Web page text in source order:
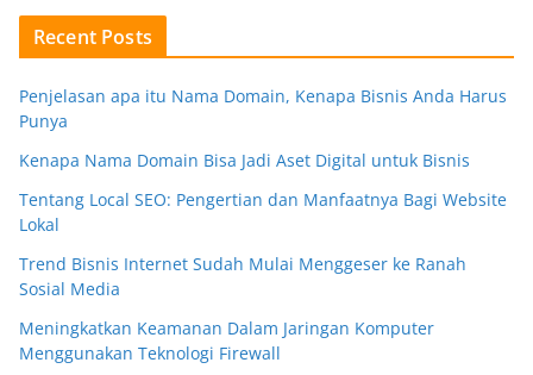
Recent Posts
Penjelasan apa itu Nama Domain, Kenapa Bisnis Anda Harus
Punya
Kenapa Nama Domain Bisa Jadi Aset Digital untuk Bisnis
Tentang Local SEO: Pengertian dan Manfaatnya Bagi Website
Lokal
Trend Bisnis Internet Sudah Mulai Menggeser ke Ranah
Sosial Media
Meningkatkan Keamanan Dalam Jaringan Komputer
Menggunakan Teknologi Firewall